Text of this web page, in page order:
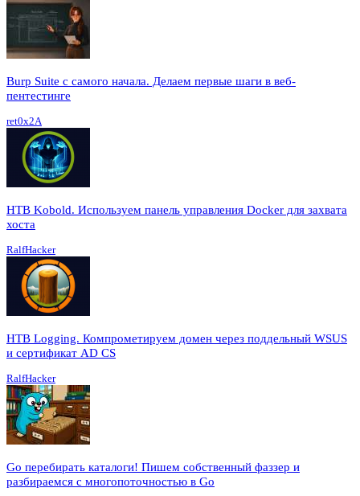
Burp Suite с самого начала. Делаем первые шаги в веб-
пентестинге
ret0x2A
HTB Kobold. Используем панель управления Docker для захвата
хоста
RalfHacker
HTB Logging. Компрометируем домен через поддельный WSUS
и сертификат AD CS
RalfHacker
Go перебирать каталоги! Пишем собственный фаззер и
разбираемся с многопоточностью в Go